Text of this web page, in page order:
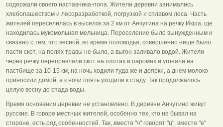
содержали своего наставника-попа. Жители деревни занимались
хлебопашеством и лесоразработкой, погрузкой и сплавом леса. Часть
жителей переселилась в выселок за 2 км от Анчутина на речку Икша, где
находилась мукомольная мельница. Переселение было вынужденным и
связано с тем, что весной, во время половодья, совершенно негде было
пасти скот, на полях травы не было, а выгон заливало водой. Жители
через речку переправляли скот на плотах и паромах и угоняли на
пастбище за 10-15 км, на ночь ходили туда же и доярки, а днем молоко
приносили домой, а к ночи опять уходили к стаду. Так продолжалось
целую весну до спада воды.
Время основания деревни не установлено. В деревне Анчутино живут
русские. В говоре местных жителей, особенно тех, кто не бывал на
стороне, есть ряд особенностей. Так, вместо "ч" говорят "ц", вместо "е"